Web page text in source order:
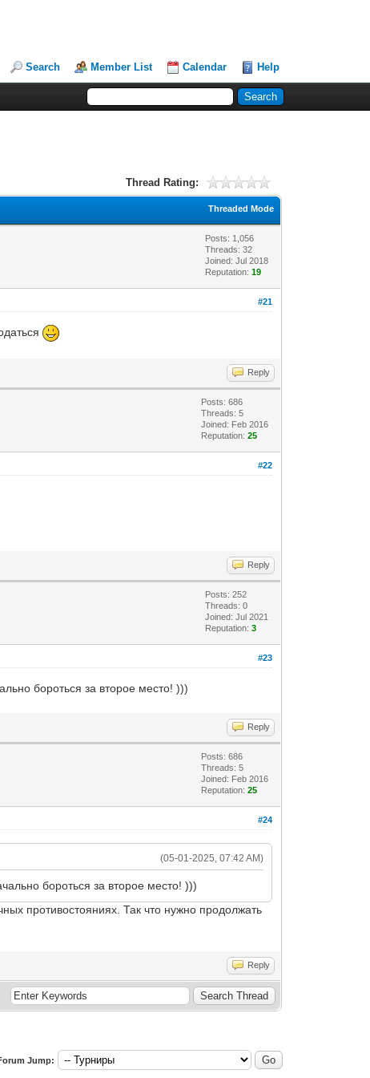
Search Member List Calendar Help
Thread Rating:
Threaded Mode
Posts: 1,056
Threads: 32
Joined: Jul 2018
Reputation:19
#21
Reply
Posts: 686
Threads: 5
Joined: Feb 2016
Reputation:25
#22
Reply
Posts: 252
Threads: 0
Joined: Jul 2021
Reputation:3
#23
бороться за второе место! )))
Reply
Posts: 686
Threads: 5
Joined: Feb 2016
Reputation:25
#24
(05-01-2025, 07:42 AM)
бороться за второе место! )))
противостояниях. Так что нужно продолжать
Reply
Jump: